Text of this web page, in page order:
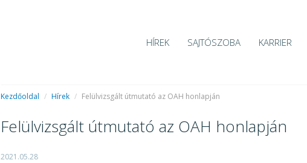
HÍREK SAJTÓSZOBA KARRIER
Kezdőoldal / Hírek / Felülvizsgált útmutató az OAH honlapján
Felülvizsgált útmutató az OAH honlapján
2021.05.28